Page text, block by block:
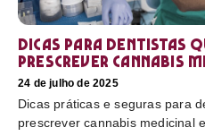
Dicas para dentistas
prescrever cannabis
24 de julho de 2025
Dicas práticas e seguras para
prescrever cannabis medicinal